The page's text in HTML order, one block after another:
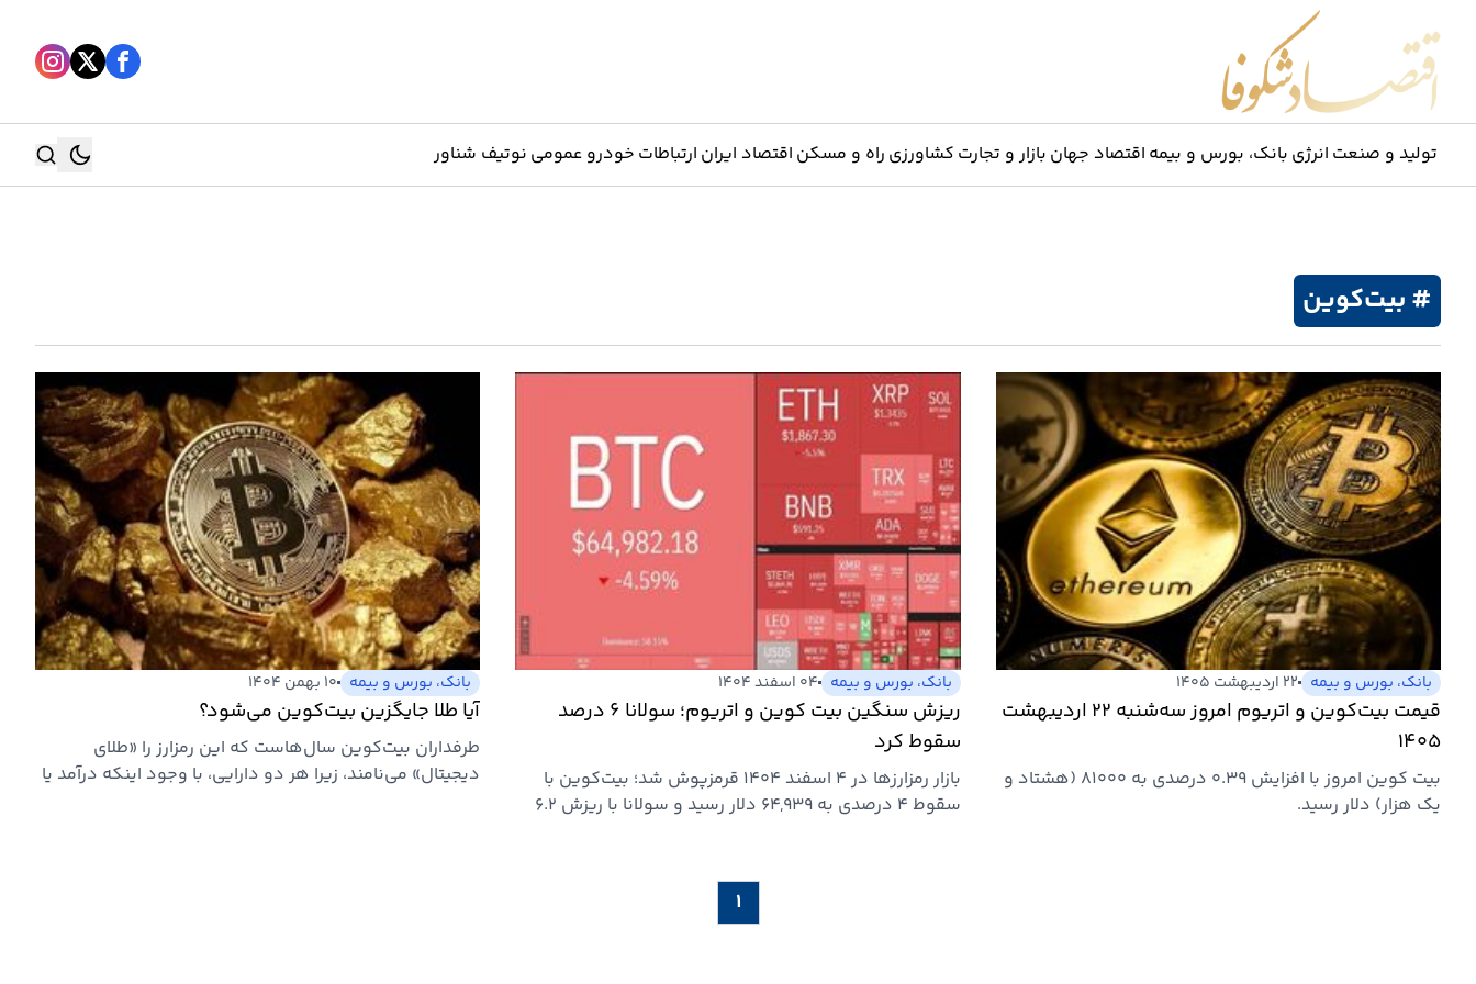
تولید و صنعت انرژی بانک، بورس و بیمه اقتصاد جهان بازار و تجارت کشاورزی راه و مسکن اقتصاد ایران ارتباطات خودرو عمومی نوتیف شناور
# بیت‌کوین
بانک، بورس و بیمه ۲۲ اردیبهشت ۱۴۰۵
قیمت بیت‌کوین و اتریوم امروز سه‌شنبه ۲۲ اردیبهشت
۱۴۰۵
بیت کوین امروز با افزایش ۰.۳۹ درصدی به ۸۱۰۰۰ (هشتاد و
یک هزار) دلار رسید.
بانک، بورس و بیمه ۰۴ اسفند ۱۴۰۴
ریزش سنگین بیت کوین و اتریوم؛ سولانا ۶ درصد
سقوط کرد
بازار رمزارزها در ۴ اسفند ۱۴۰۴ قرمزپوش شد؛ بیت‌کوین با
سقوط ۴ درصدی به ۶۴,۹۳۹ دلار رسید و سولانا با ریزش ۶.۲
بانک، بورس و بیمه ۱۰ بهمن ۱۴۰۴
آیا طلا جایگزین بیت‌کوین می‌شود؟
طرفداران بیت‌کوین سال‌هاست که این رمزارز را «طلای
دیجیتال» می‌نامند، زیرا هر دو دارایی، با وجود اینکه درآمد یا
۱